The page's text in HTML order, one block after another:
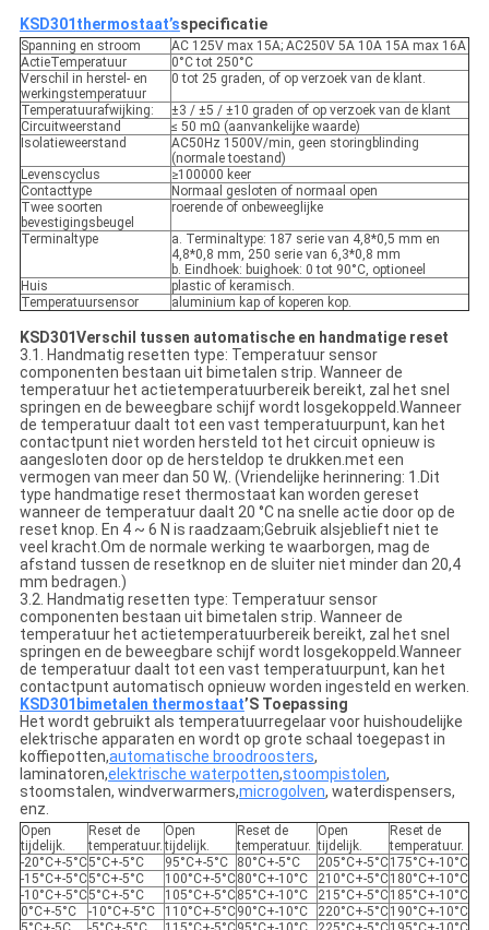
KSD301 thermostaat’sspecificatie
Spanning en stroom
AC 125V max 15A; AC250V 5A 10A 15A max 16A
ActieTemperatuur
0°C tot 250°C
Verschil in herstel- en
werkingstemperatuur
0 tot 25 graden, of op verzoek van de klant.
Temperatuurafwijking:
±3 / ±5 / ±10 graden of op verzoek van de klant
Circuitweerstand
≤ 50 mΩ (aanvankelijke waarde)
Isolatieweerstand
AC50Hz 1500V/min, geen storingblinding
(normale toestand)
Levenscyclus
≥100000 keer
Contacttype
Normaal gesloten of normaal open
Twee soorten
bevestigingsbeugel
roerende of onbeweeglijke
Terminaltype
a. Terminaltype: 187 serie van 4,8*0,5 mm en
4,8*0,8 mm, 250 serie van 6,3*0,8 mm
b. Eindhoek: buighoek: 0 tot 90°C, optioneel
Huis
plastic of keramisch.
Temperatuursensor
aluminium kap of koperen kop.
KSD301Verschil tussen automatische en handmatige reset
3.1. Handmatig resetten type: Temperatuur sensor
componenten bestaan uit bimetalen strip. Wanneer de
temperatuur het actietemperatuurbereik bereikt, zal het snel
springen en de beweegbare schijf wordt losgekoppeld.Wanneer
de temperatuur daalt tot een vast temperatuurpunt, kan het
contactpunt niet worden hersteld tot het circuit opnieuw is
aangesloten door op de hersteldop te drukken.met een
vermogen van meer dan 50 W,. (Vriendelijke herinnering: 1.Dit
type handmatige reset thermostaat kan worden gereset
wanneer de temperatuur daalt 20 °C na snelle actie door op de
reset knop. En 4 ~ 6 N is raadzaam;Gebruik alsjeblieft niet te
veel kracht.Om de normale werking te waarborgen, mag de
afstand tussen de resetknop en de sluiter niet minder dan 20,4
mm bedragen.)
3.2. Handmatig resetten type: Temperatuur sensor
componenten bestaan uit bimetalen strip. Wanneer de
temperatuur het actietemperatuurbereik bereikt, zal het snel
springen en de beweegbare schijf wordt losgekoppeld.Wanneer
de temperatuur daalt tot een vast temperatuurpunt, kan het
contactpunt automatisch opnieuw worden ingesteld en werken.
KSD301 bimetalen thermostaat’S Toepassing
Het wordt gebruikt als temperatuurregelaar voor huishoudelijke
elektrische apparaten en wordt op grote schaal toegepast in
koffiepotten,automatische broodroosters,
laminatoren,elektrische waterpotten,stoompistolen,
stoomstalen, windverwarmers,microgolven, waterdispensers,
enz.
Open
tijdelijk.
Reset de
temperatuur.
Open
tijdelijk.
Reset de
temperatuur.
Open
tijdelijk.
Reset de
temperatuur.
-20°C+-5°C5°C+-5°C 95°C+-5°C 80°C+-5°C 205°C+-5°C175°C+-10°C
-15°C+-5°C5°C+-5°C 100°C+-5°C80°C+-10°C 210°C+-5°C180°C+-10°C
-10°C+-5°C5°C+-5°C 105°C+-5°C85°C+-10°C 215°C+-5°C185°C+-10°C
0°C+-5°C
-10°C+-5°C 110°C+-5°C90°C+-10°C 220°C+-5°C190°C+-10°C